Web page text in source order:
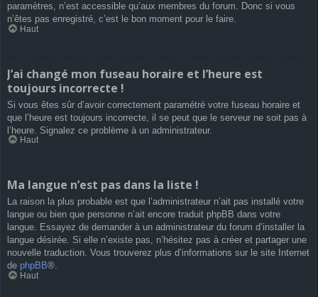
paramètres, n’est accessible qu’aux membres du forum. Donc si vous
n’êtes pas enregistré, c’est le bon moment pour le faire.
Haut
J’ai changé mon fuseau horaire et l’heure est
toujours incorrecte !
Si vous êtes sûr d’avoir correctement paramétré votre fuseau horaire et
que l’heure est toujours incorrecte, il se peut que le serveur ne soit pas à
l’heure. Signalez ce problème à un administrateur.
Haut
Ma langue n’est pas dans la liste !
La raison la plus probable est que l’administrateur n’ait pas installé votre
langue ou bien que personne n’ait encore traduit phpBB dans votre
langue. Essayez de demander à un administrateur du forum d’installer la
langue désirée. Si elle n’existe pas, n’hésitez pas à créer et partager une
nouvelle traduction. Vous trouverez plus d’informations sur le site Internet
de phpBB®.
Haut